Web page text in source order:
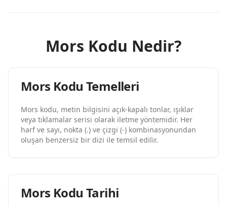
Mors Kodu Nedir?
Mors Kodu Temelleri
Mors kodu, metin bilgisini açık-kapalı tonlar, ışıklar
veya tıklamalar serisi olarak iletme yöntemidir. Her
harf ve sayı, nokta (.) ve çizgi (-) kombinasyonundan
oluşan benzersiz bir dizi ile temsil edilir.
Mors Kodu Tarihi